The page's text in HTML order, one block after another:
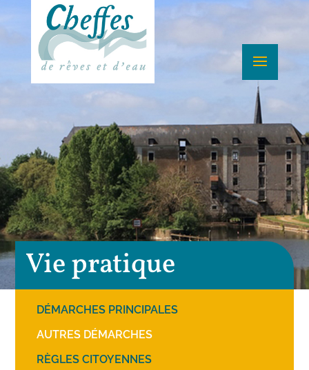
Vie pratique
DÉMARCHES PRINCIPALES
AUTRES DÉMARCHES
RÈGLES CITOYENNES